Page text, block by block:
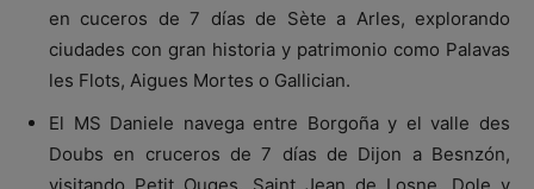
en cuceros de 7 días de Sète a Arles, explorando
ciudades con gran historia y patrimonio como Palavas
les Flots, Aigues Mortes o Gallician.
El MS Daniele navega entre Borgoña y el valle des
Doubs en cruceros de 7 días de Dijon a Besnzón,
visitando Petit Ouges, Saint Jean de Losne, Dole y